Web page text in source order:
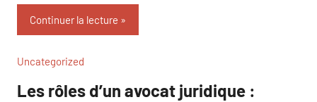
Continuer la lecture
Uncategorized
Les rôles d’un avocat juridique :